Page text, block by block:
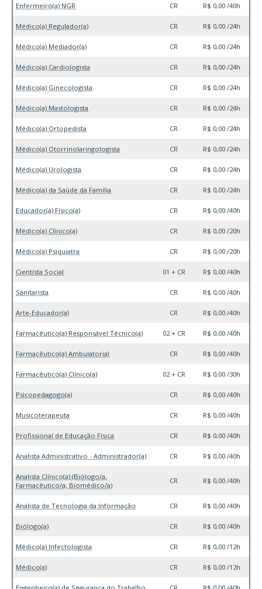
Enfermeiro(a) NGR CR R$ 0,00 /40h
Médico(a) Regulador(a) CR R$ 0,00 /24h
Médico(a) Mediador(a) CR R$ 0,00 /24h
Médico(a) Cardiologista CR R$ 0,00 /24h
Médico(a) Ginecologista CR R$ 0,00 /24h
Médico(a) Mastologista CR R$ 0,00 /24h
Médico(a) Ortopedista CR R$ 0,00 /24h
Médico(a) Otorrinolaringologista CR R$ 0,00 /24h
Médico(a) Urologista CR R$ 0,00 /24h
Médico(a) da Saúde da Família CR R$ 0,00 /24h
Educador(a) Físico(a) CR R$ 0,00 /40h
Médico(a) Clínico(a) CR R$ 0,00 /20h
Médico(a) Psiquiatra CR R$ 0,00 /20h
Cientista Social 01 + CR R$ 0,00 /40h
Sanitarista CR R$ 0,00 /40h
Arte-Educador(a) CR R$ 0,00 /40h
Farmacêutico(a) Responsável Técnico(a) 02 + CR R$ 0,00 /40h
Farmacêutico(a) Ambulatorial CR R$ 0,00 /40h
Farmacêutico(a) Clínico(a) 02 + CR R$ 0,00 /30h
Psicopedagogo(a) CR R$ 0,00 /40h
Musicoterapeuta CR R$ 0,00 /40h
Profissional de Educação Física CR R$ 0,00 /40h
Analista Administrativo - Administrador(a) CR R$ 0,00 /40h
Analista Clínico(a) (Biólogo/a,
Farmacêutico/a, Biomédico/a)
CR R$ 0,00 /40h
Analista de Tecnologia da Informação CR R$ 0,00 /40h
Biólogo(a) CR R$ 0,00 /40h
Médico(a) Infectologista CR R$ 0,00 /12h
Médico(a) CR R$ 0,00 /12h